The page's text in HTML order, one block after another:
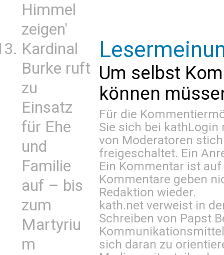
Himmel
zeigen'
Kardinal
Burke ruft
zu
Einsatz
für Ehe
und
Familie
auf – bis
zum
Martyriu
m
Um selbst
können
Für die
Sie sich bei kathLogin
von Moderatoren
freigeschaltet. Ein
Ein Kommentar ist
Kommentare geben
Redaktion wieder.
kath.net verweist in
Schreiben von Papst
sich daran zu